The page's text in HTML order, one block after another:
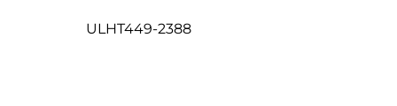
ULHT449-2388